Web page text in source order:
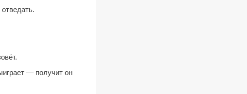
— получит он